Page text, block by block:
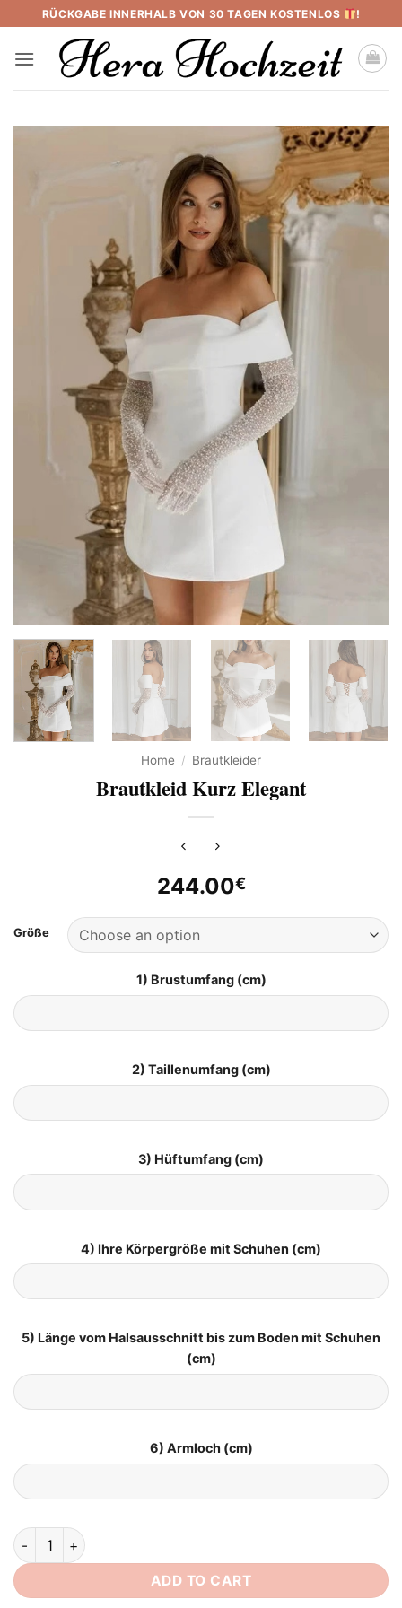
to
content
RÜCKGABE INNERHALB VON 30 TAGEN KOSTENLOS !
Home / Brautkleider
Brautkleid Kurz Elegant
244.00€
Größe
1) Brustumfang (cm)
2) Taillenumfang (cm)
3) Hüftumfang (cm)
4) Ihre Körpergröße mit Schuhen (cm)
5) Länge vom Halsausschnitt bis zum Boden mit Schuhen
(cm)
6) Armloch (cm)
Brautkleid Kurz Elegant quantity
ADD TO CART